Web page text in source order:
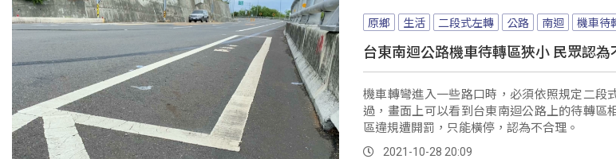
原鄉 生活 二段式左轉 公路 南迴 機車待
台東南迴公路機車待轉區狹小 民眾認為
機車轉彎進入一些路口時，必須依照規定二段
過，畫面上可以看到台東南迴公路上的待轉區
區違規遭開罰，只能橫停，認為不合理。
2021-10-28 20:09